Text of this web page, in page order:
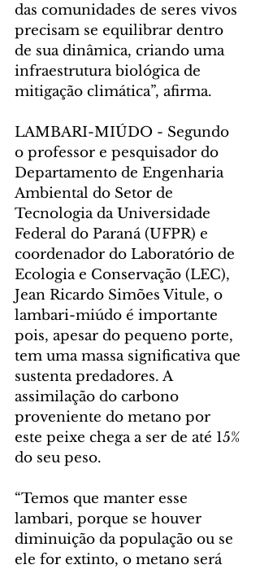
das comunidades de seres vivos
precisam se equilibrar dentro
de sua dinâmica, criando uma
infraestrutura biológica de
mitigação climática”, afirma.
LAMBARI-MIÚDO - Segundo
o professor e pesquisador do
Departamento de Engenharia
Ambiental do Setor de
Tecnologia da Universidade
Federal do Paraná (UFPR) e
coordenador do Laboratório de
Ecologia e Conservação (LEC),
Jean Ricardo Simões Vitule, o
lambari-miúdo é importante
pois, apesar do pequeno porte,
tem uma massa significativa que
sustenta predadores. A
assimilação do carbono
proveniente do metano por
este peixe chega a ser de até 15%
do seu peso.
“Temos que manter esse
lambari, porque se houver
diminuição da população ou se
ele for extinto, o metano será